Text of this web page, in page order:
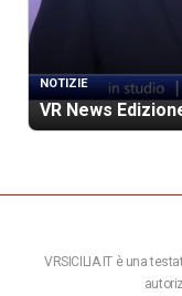
NOTIZIE
VR News
VRSICILIA.IT è una